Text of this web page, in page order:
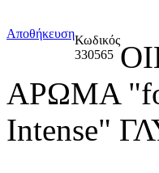
ΑποθήκευσηΚωδικός
330565
ΑΡΩΜΑ
Intense"